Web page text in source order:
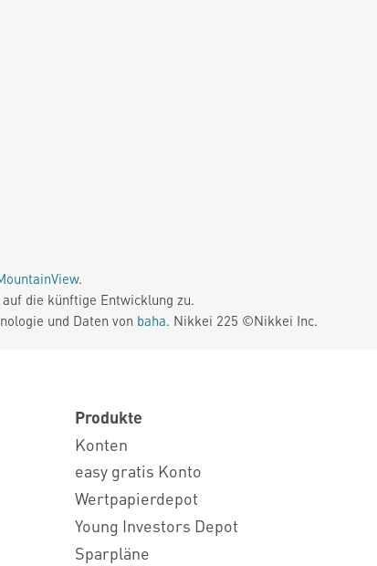
.
die künftige Entwicklung zu.
und Daten von baha. Nikkei 225 ©Nikkei Inc.
Produkte
Konten
easy gratis Konto
Wertpapierdepot
Young Investors Depot
Sparpläne